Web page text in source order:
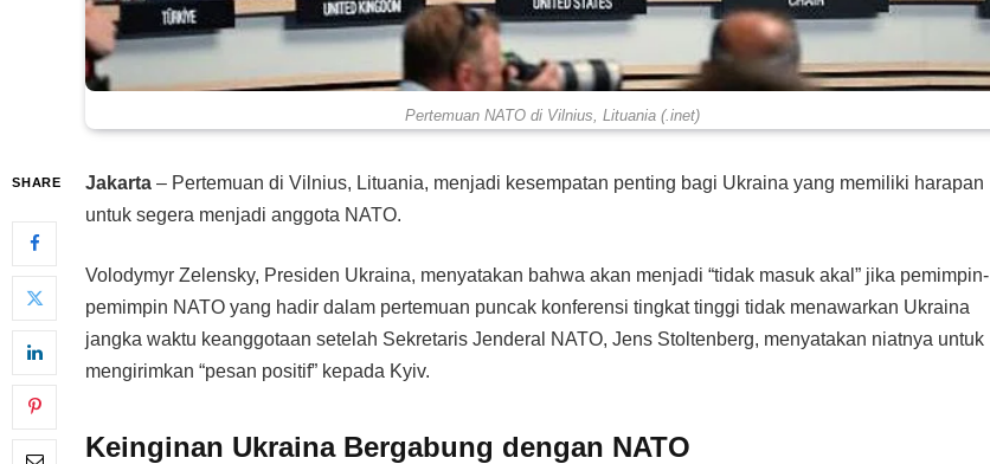
Pertemuan NATO di Vilnius, Lituania (.inet)
SHARE Jakarta – Pertemuan di Vilnius, Lituania, menjadi kesempatan penting bagi Ukraina yang memiliki harapan
untuk segera menjadi anggota NATO.
Volodymyr Zelensky, Presiden Ukraina, menyatakan bahwa akan menjadi “tidak masuk akal” jika pemimpin-
pemimpin NATO yang hadir dalam pertemuan puncak konferensi tingkat tinggi tidak menawarkan Ukraina
jangka waktu keanggotaan setelah Sekretaris Jenderal NATO, Jens Stoltenberg, menyatakan niatnya untuk
mengirimkan “pesan positif” kepada Kyiv.
Keinginan Ukraina Bergabung dengan NATO